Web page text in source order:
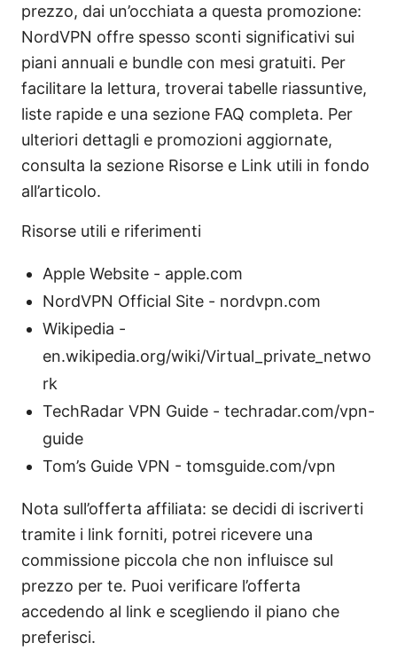
prezzo, dai un’occhiata a questa promozione:
NordVPN offre spesso sconti significativi sui
piani annuali e bundle con mesi gratuiti. Per
facilitare la lettura, troverai tabelle riassuntive,
liste rapide e una sezione FAQ completa. Per
ulteriori dettagli e promozioni aggiornate,
consulta la sezione Risorse e Link utili in fondo
all’articolo.
Risorse utili e riferimenti
Apple Website - apple.com
NordVPN Official Site - nordvpn.com
Wikipedia -
en.wikipedia.org/wiki/Virtual_private_netwo
rk
TechRadar VPN Guide - techradar.com/vpn-
guide
Tom’s Guide VPN - tomsguide.com/vpn
Nota sull’offerta affiliata: se decidi di iscriverti
tramite i link forniti, potrei ricevere una
commissione piccola che non influisce sul
prezzo per te. Puoi verificare l’offerta
accedendo al link e scegliendo il piano che
preferisci.